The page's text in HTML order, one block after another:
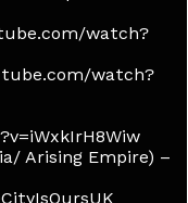
watch?
watch?
Arising Empire) –